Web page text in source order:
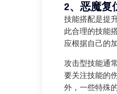
2、恶魔复
技能搭配是提
此合理的技能
应根据自己的
攻击型技能通
要关注技能的
外，一些特殊